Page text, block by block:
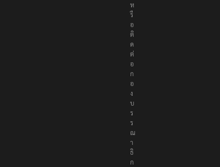
ห
รื
อ
ติ
ด
ต่
อ
ก
อ
ง
บ
ร
ร
ณ
า
ธิ
ก